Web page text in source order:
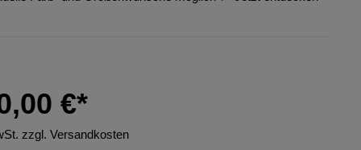
€*
zzgl. Versandkosten